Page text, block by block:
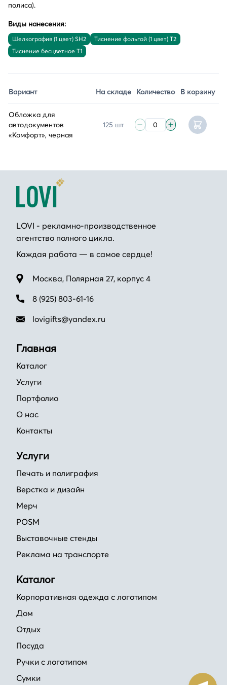
полиса).
Виды нанесения:
Шелкография (1 цвет) SH2
Тиснение фольгой (1 цвет) T2
Тиснение бесцветное T1
Вариант На складе Количество В корзину
Обложка для
автодокументов
«Комфорт», черная
125 шт
LOVI - рекламно-производственное
агентство полного цикла.
Каждая работа — в самое сердце!
Москва, Полярная 27, корпус 4
8 (925) 803-61-16
lovigifts@yandex.ru
Главная
Каталог
Услуги
Портфолио
О нас
Контакты
Услуги
Печать и полиграфия
Верстка и дизайн
Мерч
POSM
Выставочные стенды
Реклама на транспорте
Каталог
Корпоративная одежда с логотипом
Дом
Отдых
Посуда
Ручки с логотипом
Сумки